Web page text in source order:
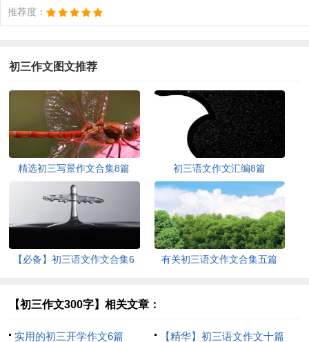
推荐度：
初三作文图文推荐
精选初三写景作文合集8篇 初三语文作文汇编8篇
【必备】初三语文作文合集6
有关初三语文作文合集五篇
【初三作文300字】相关文章：
实用的初三开学作文6篇 【精华】初三语文作文十篇